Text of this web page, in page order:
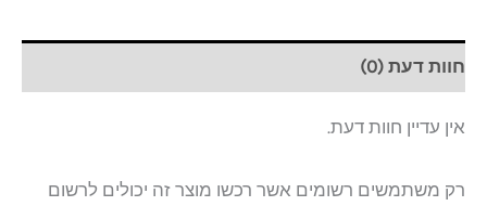
חוות דעת (0)
אין עדיין חוות דעת.
רק משתמשים רשומים אשר רכשו מוצר זה יכולים לרשום